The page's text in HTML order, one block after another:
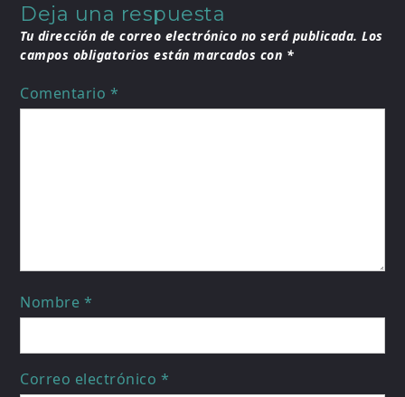
Deja una respuesta
Tu dirección de correo electrónico no será publicada. Los
campos obligatorios están marcados con *
Comentario *
Nombre *
Correo electrónico *